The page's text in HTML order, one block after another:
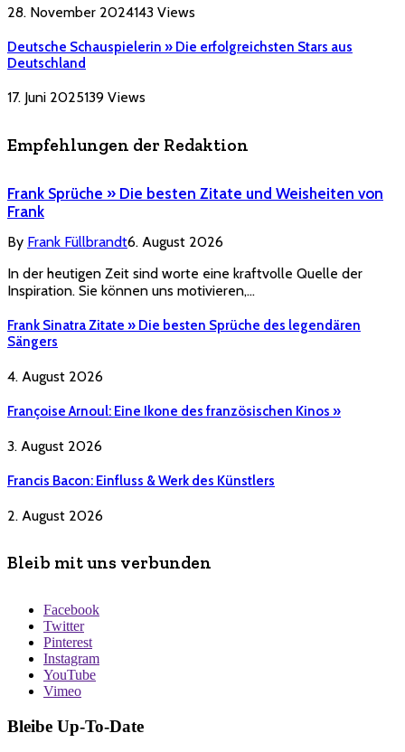
28. November 2024143 Views
Deutsche Schauspielerin » Die erfolgreichsten Stars aus
Deutschland
17. Juni 2025139 Views
Empfehlungen der Redaktion
Frank Sprüche » Die besten Zitate und Weisheiten von
Frank
By Frank Füllbrandt6. August 2026
In der heutigen Zeit sind worte eine kraftvolle Quelle der
Inspiration. Sie können uns motivieren,…
Frank Sinatra Zitate » Die besten Sprüche des legendären
Sängers
4. August 2026
Françoise Arnoul: Eine Ikone des französischen Kinos »
3. August 2026
Francis Bacon: Einfluss & Werk des Künstlers
2. August 2026
Bleib mit uns verbunden
Facebook
Twitter
Pinterest
Instagram
YouTube
Vimeo
Bleibe Up-To-Date